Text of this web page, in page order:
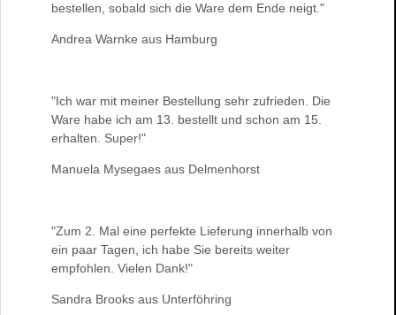
bestellen, sobald sich die Ware dem Ende neigt."
Andrea Warnke aus Hamburg
"Ich war mit meiner Bestellung sehr zufrieden. Die
Ware habe ich am 13. bestellt und schon am 15.
erhalten. Super!"
Manuela Mysegaes aus Delmenhorst
"Zum 2. Mal eine perfekte Lieferung innerhalb von
ein paar Tagen, ich habe Sie bereits weiter
empfohlen. Vielen Dank!"
Sandra Brooks aus Unterföhring